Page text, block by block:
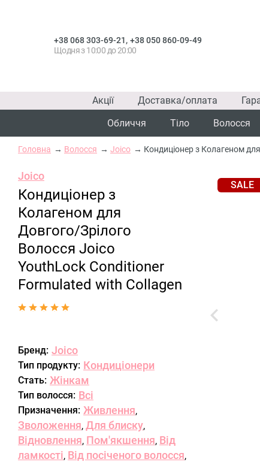
+38 068 303-69-21, +38 050 860-09-49
Щодня з 10:00 до 20:00
Акції Доставка/оплата
Обличчя
Тіло Волосся
Головна Волосся Joico Кондиціонер з Колагеном
Joico
Кондиціонер з
Колагеном для
Довгого/Зрілого
Волосся Joico
YouthLock Conditioner
Formulated with Collagen
Бренд: Joico
Тип продукту: Кондиціонери
Стать: Жінкам
Тип волосся: Всі
Призначення: Живлення,
Зволоження, Для блиску,
Відновлення, Пом'якшення, Від
ламкості, Від посіченого волосся,
SALE